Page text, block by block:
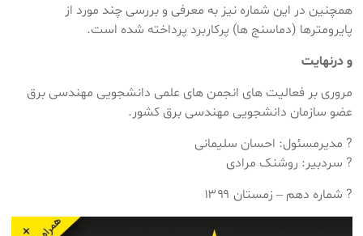
همچنین در این شماره نیز به معرفی و بررسی چند مورد از
پایرومترها (دماسنج ها) پرکاربرد پرداخته شده است.
و درنهایت
مروری بر فعالیت های انجمن های علمی دانشجویی مهندسی برق
عضو سازمان دانشجویی مهندسی برق کشور.
? مدیرمسئول: احسان سلیمانی
? سردبیر: روشنک مرادی
? شماره دهم – زمستان ۱۳۹۹